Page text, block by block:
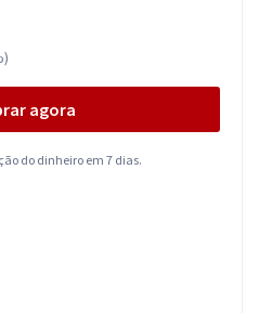
agora
do dinheiro em 7 dias.